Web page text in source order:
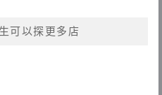
可以探更多店